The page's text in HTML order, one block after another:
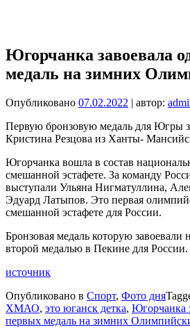
Югорчанка завоевала
медаль на зимних
Опубликовано 07.02.2022 | автор:
Первую бронзовую медаль для Югры
Кристина Резцова из Ханты-
Югорчанка вошла в состав
смешанной эстафете. За команду
выступали Ульяна Нигматуллина,
Эдуард Латыпов. Это первая
смешанной эстафете для России.
Бронзовая медаль которую завоевали
второй медалью в Пекине для России.
источник
Опубликовано в Спорт, Фото дня
ХМАО, это юганск детка, Югорчанка
первых медаль на зимних